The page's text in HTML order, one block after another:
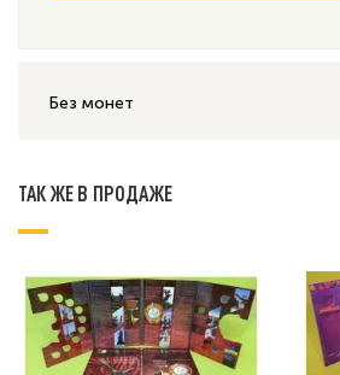
Без монет
ТАК ЖЕ В ПРОДАЖЕ